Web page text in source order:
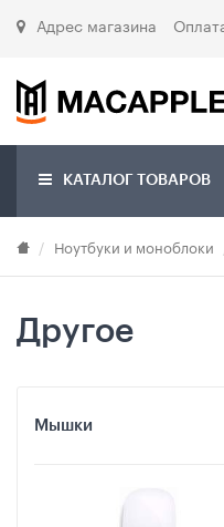
Адрес магазина
КАТАЛОГ ТОВАРОВ
Ноутбуки и моноблоки
Другое
Мышки